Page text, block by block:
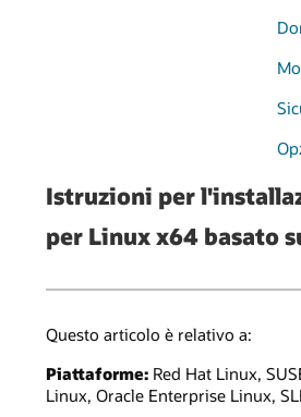
Istruzioni per
per Linux x64 basato
Questo articolo è relativo a:
Piattaforme: Red Hat Linux,
Linux, Oracle Enterprise Linux,